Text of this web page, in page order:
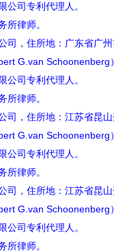
司专利代理人。
律师。
，住所地：广东省广州
G.van Schoonenberg
司专利代理人。
律师。
，住所地：江苏省昆山
G.van Schoonenberg
司专利代理人。
律师。
，住所地：江苏省昆山
G.van Schoonenberg
司专利代理人。
律师。